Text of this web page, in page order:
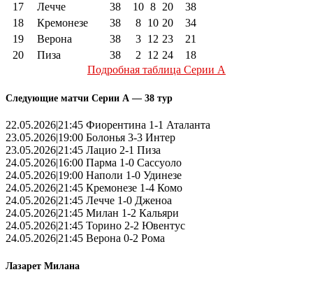
17
Лечче 38 10 8 20
38
18
Кремонезе 38 8 10 20
34
19
Верона 38 3 12 23
21
20
Пиза 38 2 12 24
18
Подробная таблица Серии А
Следующие матчи Серии А — 38 тур
22.05.2026|21:45 Фиорентина 1-1 Аталанта
23.05.2026|19:00 Болонья 3-3 Интер
23.05.2026|21:45 Лацио 2-1 Пиза
24.05.2026|16:00 Парма 1-0 Сассуоло
24.05.2026|19:00 Наполи 1-0 Удинезе
24.05.2026|21:45 Кремонезе 1-4 Комо
24.05.2026|21:45 Лечче 1-0 Дженоа
24.05.2026|21:45 Милан 1-2 Кальяри
24.05.2026|21:45 Торино 2-2 Ювентус
24.05.2026|21:45 Верона 0-2 Рома
Лазарет Милана